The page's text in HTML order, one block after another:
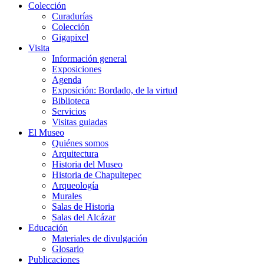
Colección
Curadurías
Colección
Gigapixel
Visita
Información general
Exposiciones
Agenda
Exposición: Bordado, de la virtud
Biblioteca
Servicios
Visitas guiadas
El Museo
Quiénes somos
Arquitectura
Historia del Museo
Historia de Chapultepec
Arqueología
Murales
Salas de Historia
Salas del Alcázar
Educación
Materiales de divulgación
Glosario
Publicaciones